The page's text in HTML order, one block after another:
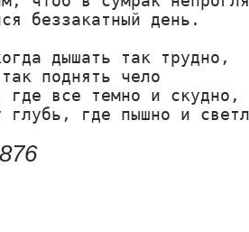
беззакатный день.
дышать так трудно,
поднять чело
где все темно и скудно,
глубь, где пышно и